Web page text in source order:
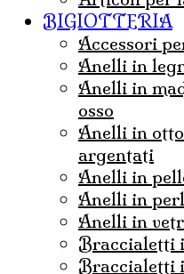
BIGIOTTERIA
accessori
anelli in
anelli in madreperla, conchiglia e
osso
anelli in ottone, alpaca e metalli
argentati
anelli in
anelli in
anelli in
braccialetti